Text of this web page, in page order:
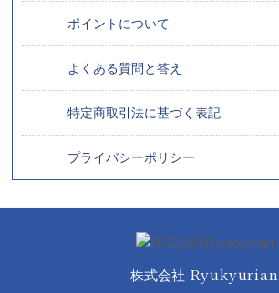
ポイントについて
よくある質問と答え
特定商取引法に基づく表記
プライバシーポリシー
株式会社 Ryukyurian